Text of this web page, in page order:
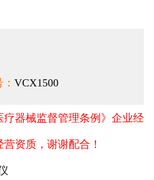
VCX1500
器械监督管理条例》企业经
资质，谢谢配合！